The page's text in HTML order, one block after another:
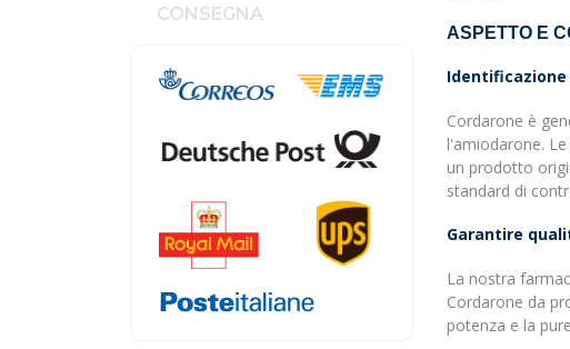
CONSEGNA
ASPETTO E
Identificazione
Cordarone è
l'amiodarone.
un prodotto
standard di
Garantire
La nostra
Cordarone da
potenza e la